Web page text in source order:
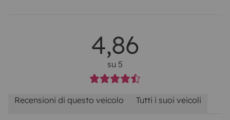
4,86
su 5
Recensioni di questo veicolo Tutti i suoi veicoli